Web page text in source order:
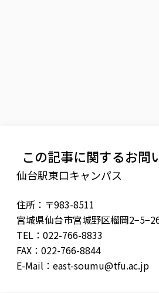
この記事に関するお問
仙台駅東口キャンパス
住所：〒983-8511
宮城県仙台市宮城野区榴岡
TEL：022-766-8833
FAX：022-766-8844
E-Mail： east-soumu@tfu.ac.jp